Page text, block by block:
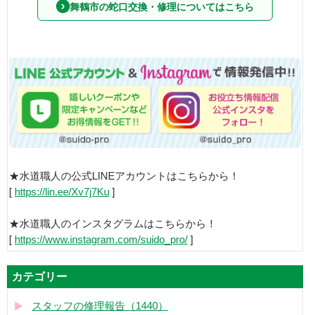
舞鶴市の蛇口交換・修理についてはこちら
★水道職人の公式LINEアカウントはこちらから！
[ https://lin.ee/Xv7j7Ku ]
★水道職人のインスタグラムはこちらから！
[ https://www.instagram.com/suido_pro/ ]
カテゴリー
スタッフの修理報告（1440）